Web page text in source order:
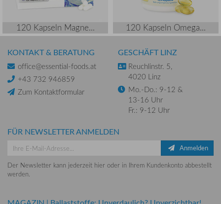
120 Kapseln Magne... 120 Kapseln Omega...
KONTAKT & BERATUNG
office@essential-foods.at
+43 732 946859
Zum Kontaktformular
GESCHÄFT LINZ
Reuchlinstr. 5,
4020 Linz
Mo.-Do.: 9-12 &
13-16 Uhr
Fr.: 9-12 Uhr
FÜR NEWSLETTER ANMELDEN
Anmelden
Der Newsletter kann jederzeit hier oder in Ihrem Kundenkonto abbestellt
werden.